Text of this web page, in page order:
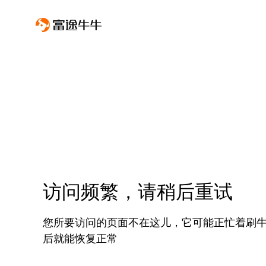
访问频繁，请稍后重试
您所要访问的页面不在这儿，它可能正忙着刷
后就能恢复正常